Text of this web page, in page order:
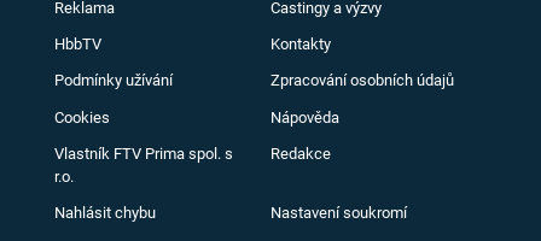
Reklama Castingy a výzvy
HbbTV Kontakty
Podmínky užívání Zpracování osobních údajů
Cookies Nápověda
Vlastník FTV Prima spol. s
r.o.
Redakce
Nahlásit chybu Nastavení soukromí